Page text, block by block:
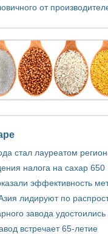
от
стал лауреатом
налога на сахар
эффективность
лидируют по
завода удостоились
встречает 65-летие